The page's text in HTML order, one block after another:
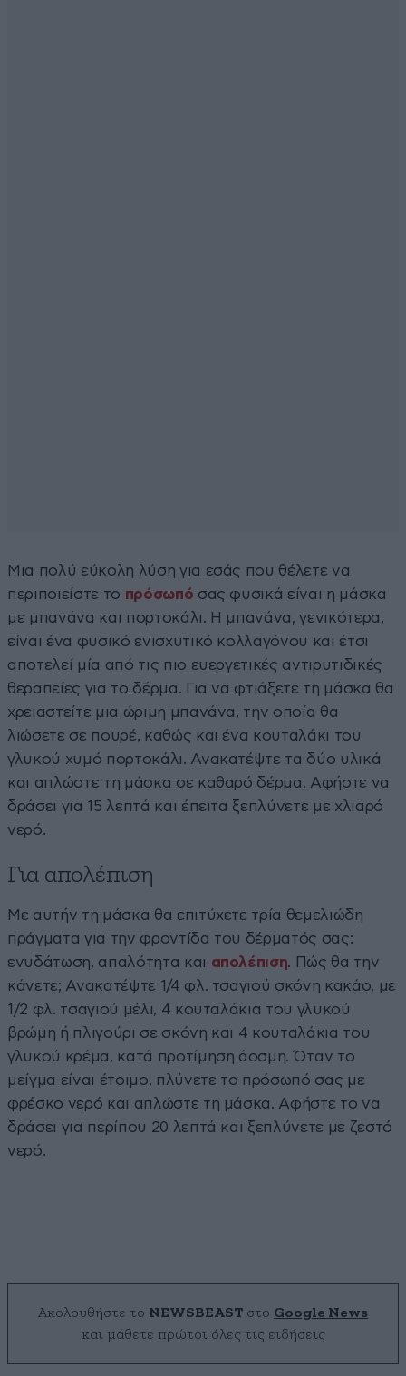
Μια πολύ εύκολη λύση για εσάς που θέλετε να
περιποιείστε το πρόσωπό σας φυσικά είναι η μάσκα
με μπανάνα και πορτοκάλι. Η μπανάνα, γενικότερα,
είναι ένα φυσικό ενισχυτικό κολλαγόνου και έτσι
αποτελεί μία από τις πιο ευεργετικές αντιρυτιδικές
θεραπείες για το δέρμα. Για να φτιάξετε τη μάσκα θα
χρειαστείτε μια ώριμη μπανάνα, την οποία θα
λιώσετε σε πουρέ, καθώς και ένα κουταλάκι του
γλυκού χυμό πορτοκάλι. Ανακατέψτε τα δύο υλικά
και απλώστε τη μάσκα σε καθαρό δέρμα. Αφήστε να
δράσει για 15 λεπτά και έπειτα ξεπλύνετε με χλιαρό
νερό.
Για απολέπιση
Με αυτήν τη μάσκα θα επιτύχετε τρία θεμελιώδη
πράγματα για την φροντίδα του δέρματός σας:
ενυδάτωση, απαλότητα και απολέπιση. Πώς θα την
κάνετε; Ανακατέψτε 1/4 φλ. τσαγιού σκόνη κακάο, με
1/2 φλ. τσαγιού μέλι, 4 κουταλάκια του γλυκού
βρώμη ή πλιγούρι σε σκόνη και 4 κουταλάκια του
γλυκού κρέμα, κατά προτίμηση άοσμη. Όταν το
μείγμα είναι έτοιμο, πλύνετε το πρόσωπό σας με
φρέσκο νερό και απλώστε τη μάσκα. Αφήστε το να
δράσει για περίπου 20 λεπτά και ξεπλύνετε με ζεστό
νερό.
Ακολουθήστε το NEWSBEAST στο Google News
και μάθετε πρώτοι όλες τις ειδήσεις